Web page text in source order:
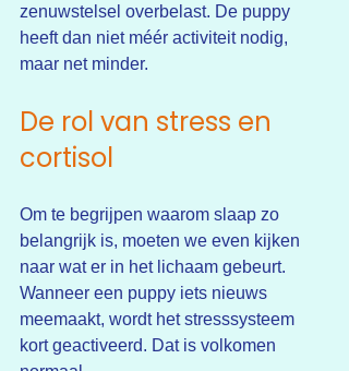
zenuwstelsel overbelast. De puppy
heeft dan niet méér activiteit nodig,
maar net minder.
De rol van stress en
cortisol
Om te begrijpen waarom slaap zo
belangrijk is, moeten we even kijken
naar wat er in het lichaam gebeurt.
Wanneer een puppy iets nieuws
meemaakt, wordt het stresssysteem
kort geactiveerd. Dat is volkomen